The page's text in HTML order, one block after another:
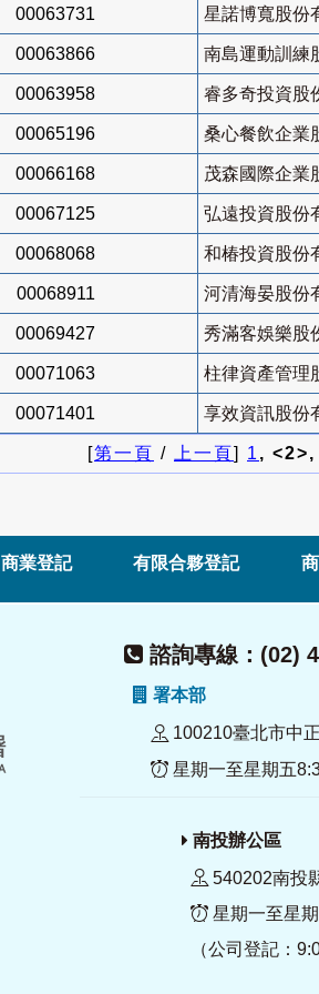
00063731 星諾博寬股份
00063866 南島運動訓練
00063958 睿多奇投資股
00065196 桑心餐飲企業
00066168 茂森國際企業
00067125 弘遠投資股份
00068068 和椿投資股份
00068911 河清海晏股份
00069427 秀滿客娛樂股
00071063 柱律資產管理
00071401 享效資訊股份
[第一頁 / 上一頁] 1, <2>,
商業登記 有限合夥登記
諮詢專線：(02)
署本部
100210臺北市中
星期一至星期五
南投辦公區
540202南投
星期一至星
（公司登記：